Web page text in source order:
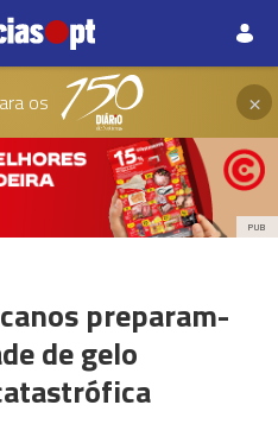
os ×
PUB
preparam-
de gelo